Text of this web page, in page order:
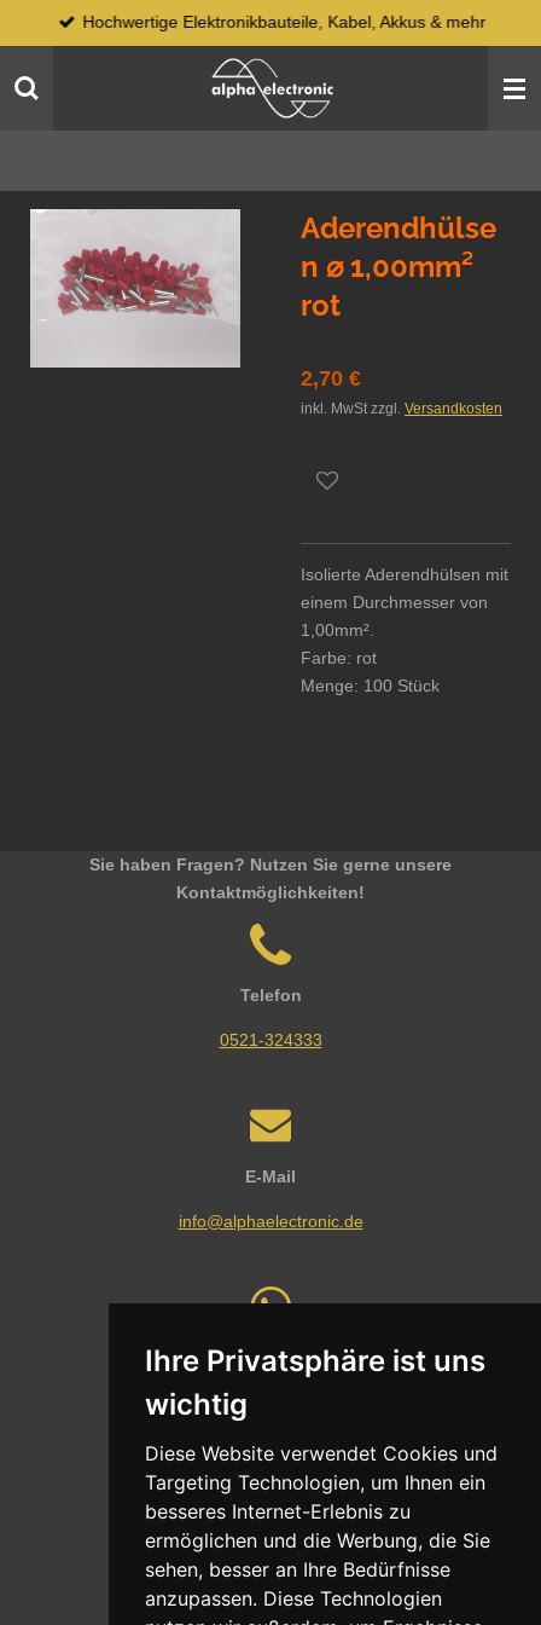
Ihre Privatsphäre ist uns
wichtig
Diese Website verwendet Cookies und
Targeting Technologien, um Ihnen ein
besseres Internet-Erlebnis zu
ermöglichen und die Werbung, die Sie
sehen, besser an Ihre Bedürfnisse
anzupassen. Diese Technologien
Hauptinhalt
springen
Hochwertige Elektronikbauteile, Kabel, Akkus & mehr
Aderendhülse
n ⌀ 1,00mm²
rot
2,70 €
inkl. MwSt zzgl. Versandkosten
Isolierte Aderendhülsen mit
einem Durchmesser von
1,00mm².
Farbe: rot
Menge: 100 Stück
Sie haben Fragen? Nutzen Sie gerne unsere
Kontaktmöglichkeiten!
Telefon
0521-324333
E-Mail
info@alphaelectronic.de
Whatsapp
Nachricht senden
Adresse
Oldentruper Straße 104
33604 Bielefeld